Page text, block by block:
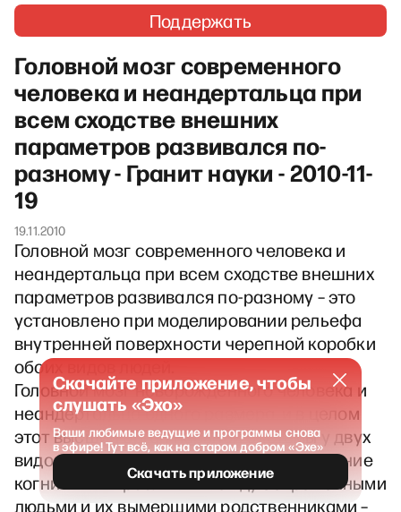
Поддержать
Головной мозг современного
человека и неандертальца при
всем сходстве внешних
параметров развивался по-
разному - Гранит науки - 2010-11-
19
19.11.2010
Головной мозг современного человека и
неандертальца при всем сходстве внешних
параметров развивался по-разному – это
установлено при моделировании рельефа
внутренней поверхности черепной коробки
обоих видов людей.
Головной мозг новорожденного человека и
неандертальца одного размера, и в целом
этот высший орган нервной системы у двух
видов выглядит одинаково. Существование
когнитивных различий между современными
людьми и их вымершими родственниками –
Скачайте приложение, чтобы
слушать «Эхо»
Ваши любимые ведущие и программы снова
в эфире! Тут всё, как на старом добром «Эхе»
Скачать приложение